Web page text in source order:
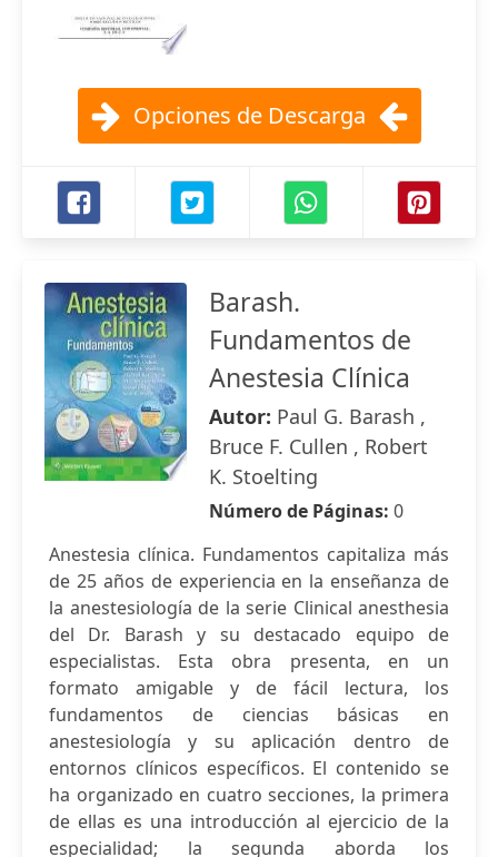
Opciones de Descarga
Barash.
Fundamentos de
Anestesia Clínica
Autor: Paul G. Barash ,
Bruce F. Cullen , Robert
K. Stoelting
Número de Páginas: 0
Anestesia clínica. Fundamentos capitaliza más
de 25 años de experiencia en la enseñanza de
la anestesiología de la serie Clinical anesthesia
del Dr. Barash y su destacado equipo de
especialistas. Esta obra presenta, en un
formato amigable y de fácil lectura, los
fundamentos de ciencias básicas en
anestesiología y su aplicación dentro de
entornos clínicos específicos. El contenido se
ha organizado en cuatro secciones, la primera
de ellas es una introducción al ejercicio de la
especialidad; la segunda aborda los